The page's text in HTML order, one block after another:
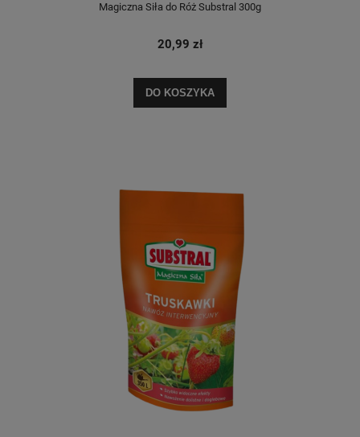
Magiczna Siła do Róż Substral 300g
20,99 zł
DO KOSZYKA